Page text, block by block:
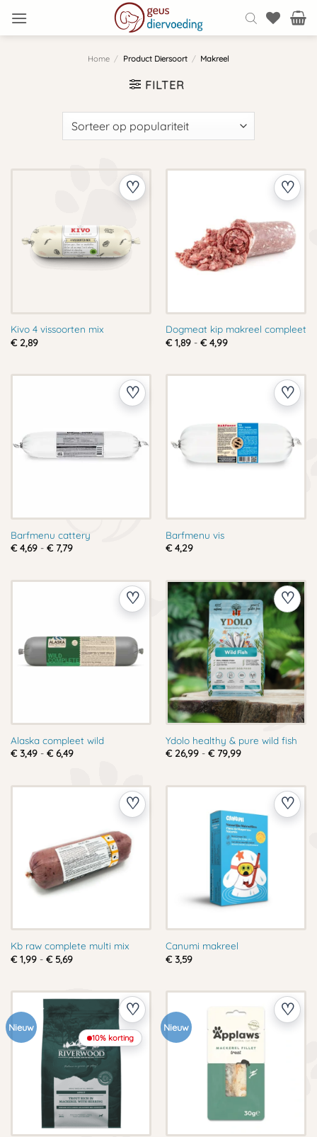
naar
Home / Product Diersoort / Makreel
FILTER
Kivo 4 vissoorten mix
€2,89
Dogmeat kip makreel compleet
€1,89 - €4,99Prijsklasse:
Barfmenu cattery
€4,69 - €7,79Prijsklasse:
Barfmenu vis
€4,29
Alaska compleet wild
€3,49 - €6,49Prijsklasse:
Ydolo healthy & pure wild fish
€26,99 - €79,99Prijsklasse:
Kb raw complete multi mix
€1,99 - €5,69Prijsklasse:
Canumi makreel
€3,59
Nieuw
10% korting
Nieuw